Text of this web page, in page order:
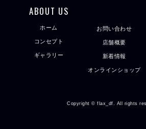
ABOUT US
ホーム
コンセプト
ギャラリー
お問い合わせ
店舗概要
新着情報
オンラインショップ
Copyright © flax_df. All rights